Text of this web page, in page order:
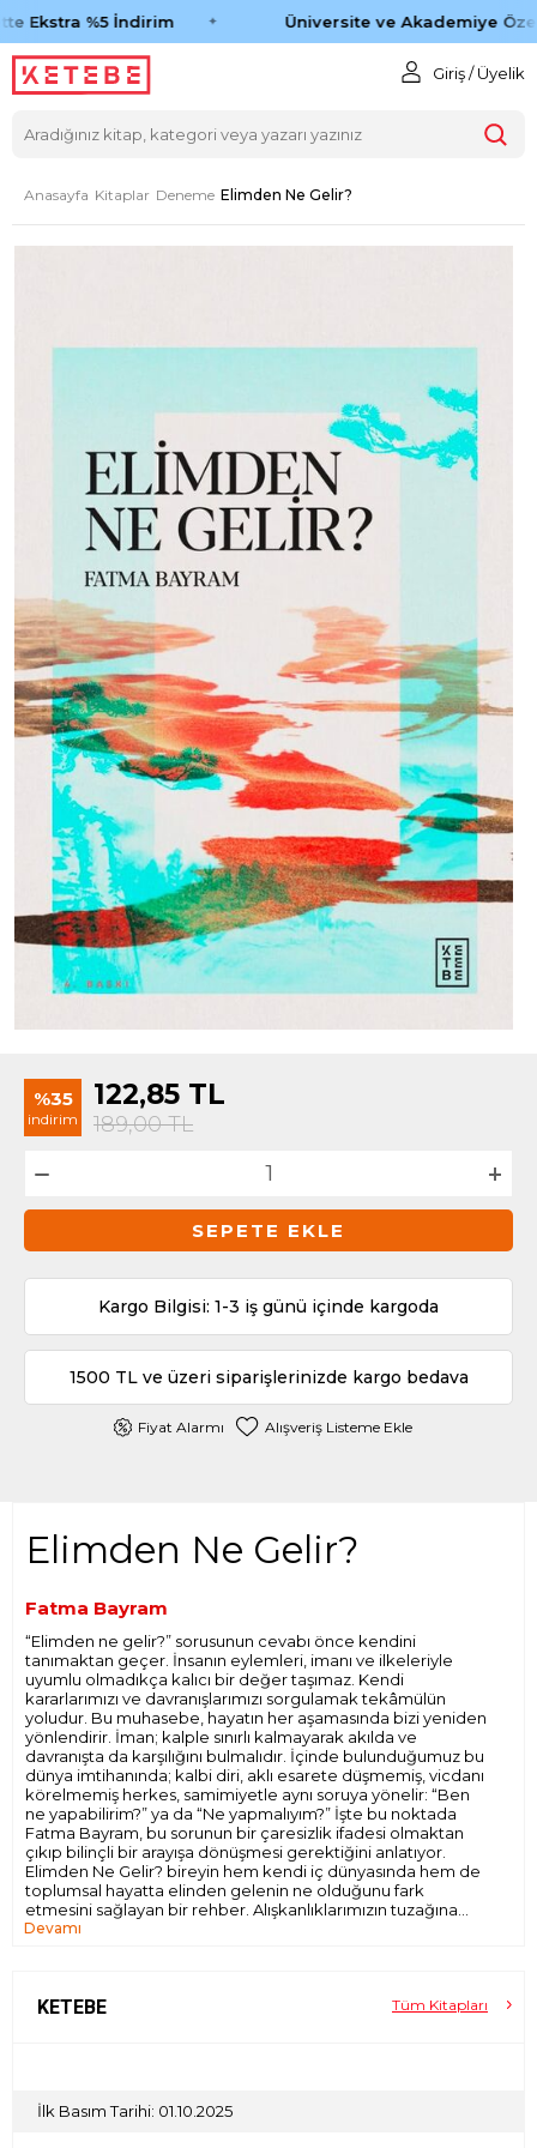
Ekstra %5 İndirim Üniversite ve Akademiye Özel
Giriş / Üyelik
Anasayfa Kitaplar Deneme Elimden Ne Gelir?
%35
indirim
122,85 TL
189,00TL
SEPETE EKLE
Kargo Bilgisi: 1-3 iş günü içinde kargoda
1500 TL ve üzeri siparişlerinizde kargo bedava
Fiyat Alarmı Alışveriş Listeme Ekle
Elimden Ne Gelir?
Fatma Bayram
“Elimden ne gelir?” sorusunun cevabı önce kendini
tanımaktan geçer. İnsanın eylemleri, imanı ve ilkeleriyle
uyumlu olmadıkça kalıcı bir değer taşımaz. Kendi
kararlarımızı ve davranışlarımızı sorgulamak tekâmülün
yoludur. Bu muhasebe, hayatın her aşamasında bizi yeniden
yönlendirir. İman; kalple sınırlı kalmayarak akılda ve
davranışta da karşılığını bulmalıdır. İçinde bulunduğumuz bu
dünya imtihanında; kalbi diri, aklı esarete düşmemiş, vicdanı
körelmemiş herkes, samimiyetle aynı soruya yönelir: “Ben
ne yapabilirim?” ya da “Ne yapmalıyım?” İşte bu noktada
Fatma Bayram, bu sorunun bir çaresizlik ifadesi olmaktan
çıkıp bilinçli bir arayışa dönüşmesi gerektiğini anlatıyor.
Elimden Ne Gelir? bireyin hem kendi iç dünyasında hem de
toplumsal hayatta elinden gelenin ne olduğunu fark
etmesini sağlayan bir rehber. Alışkanlıklarımızın tuzağına
düşmeden, hazların cazibesine kapılmadan, ilahi ilkelerle
alışkanlığın hayatı değiştirecek güç taşıdığını hatırlatıyor.
Devamı
KETEBE Tüm Kitapları
İlk Basım Tarihi: 01.10.2025